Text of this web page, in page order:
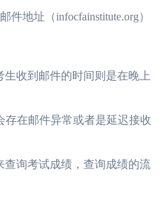
地址（infocfainstitute.org）
收到邮件的时间则是在晚上
在邮件异常或者是延迟接收
询考试成绩，查询成绩的流